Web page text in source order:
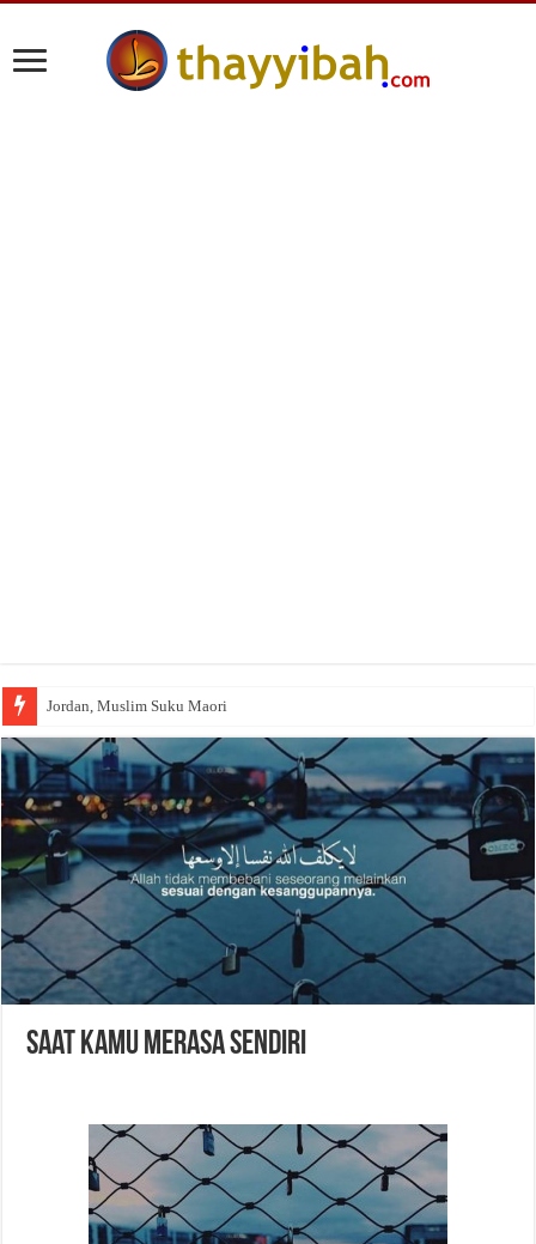
Jordan, Muslim Suku Maori
Wakaf Emas Muktamar
Saat Kamu Merasa Sendiri